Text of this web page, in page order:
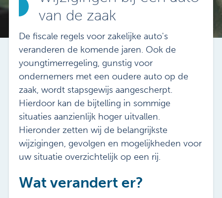
van de zaak
De fiscale regels voor zakelijke auto's
veranderen de komende jaren. Ook de
youngtimerregeling, gunstig voor
ondernemers met een oudere auto op de
zaak, wordt stapsgewijs aangescherpt.
Hierdoor kan de bijtelling in sommige
situaties aanzienlijk hoger uitvallen.
Hieronder zetten wij de belangrijkste
wijzigingen, gevolgen en mogelijkheden voor
uw situatie overzichtelijk op een rij.
Wat verandert er?